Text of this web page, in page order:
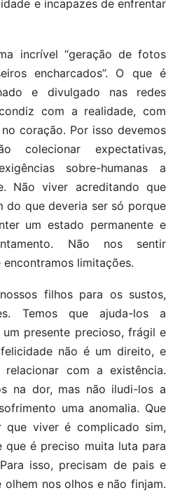
e incapazes de enfrentar
incrível “geração de fotos
encharcados”. O que é
e divulgado nas redes
com a realidade, com
coração. Por isso devemos
colecionar expectativas,
sobre-humanas a
Não viver acreditando que
do que deveria ser só porque
um estado permanente e
Não nos sentir
limitações.
filhos para os sustos,
Temos que ajuda-los a
presente precioso, frágil e
não é um direito, e
com a existência.
na dor, mas não iludi-los a
uma anomalia. Que
que viver é complicado sim,
que é preciso muita luta para
isso, precisam de pais e
olhem nos olhos e não finjam.